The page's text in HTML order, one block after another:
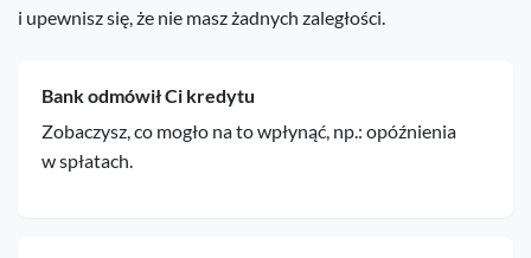
i upewnisz się, że nie masz żadnych zaległości.
Bank odmówił Ci kredytu
Zobaczysz, co mogło na to wpłynąć, np.: opóźnienia
w spłatach.